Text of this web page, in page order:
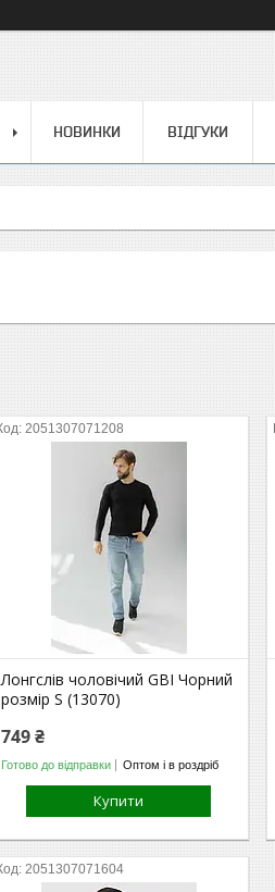
НОВИНКИ ВІДГУКИ
2051307071208
Лонгслів чоловічий GBI Чорний
розмір S (13070)
749 ₴
Готово до відправки Оптом і в роздріб
Купити
2051307071604